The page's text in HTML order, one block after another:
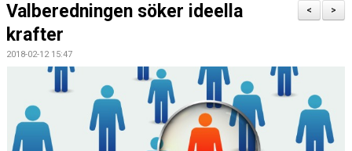
MEDLEMSKAP
FALCONS KLUBBSHOP
INNEBANDY PÅ SKOLTID
>
<
Valberedningen söker ideella
krafter
2018-02-12 15:47